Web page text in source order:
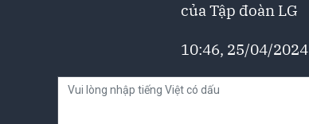
của Tập đoàn LG
10:46, 25/04/2024